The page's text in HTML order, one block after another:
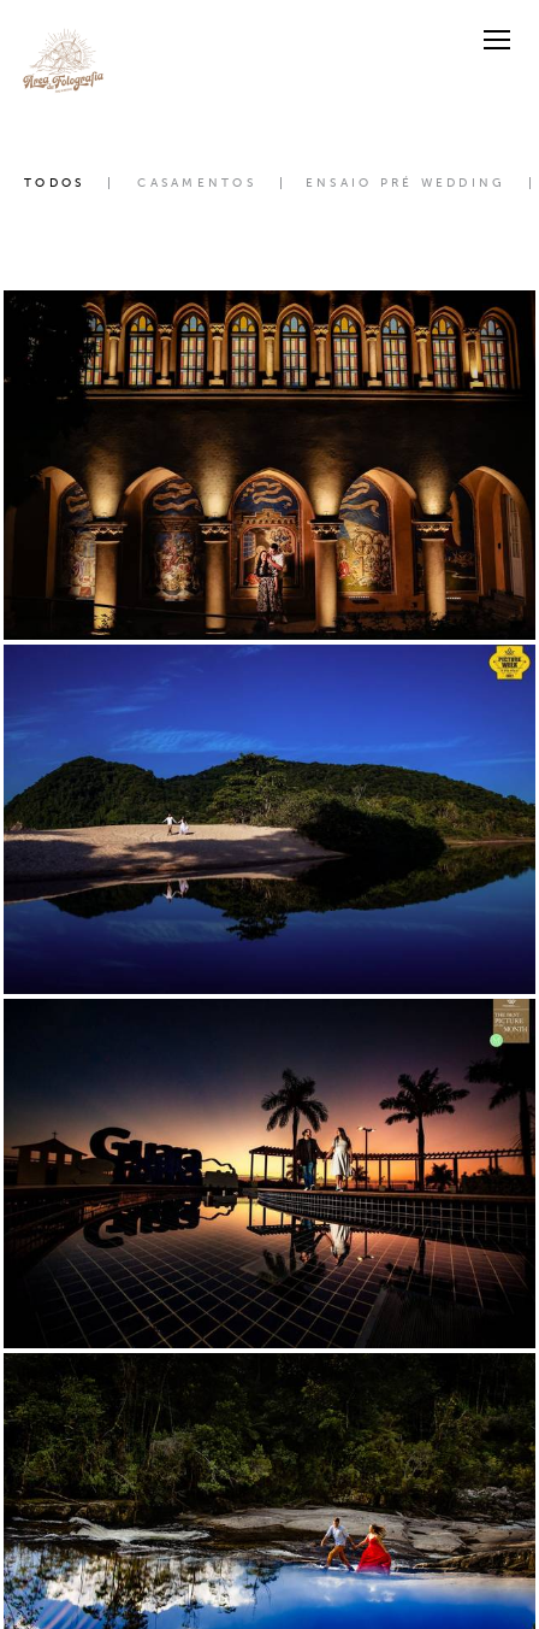
TODOS CASAMENTOS ENSAIO PRÉ WEDDING